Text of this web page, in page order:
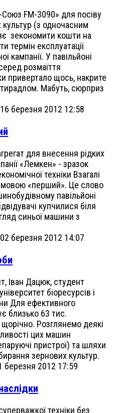
Союз FM-3090» для посіву
культур (з одночасним
зекономити кошти на
термін експлуатації
кампанії. У павільйоні
розмаїття
привертало щось, накрите
Мабуть, сюрприз
березня 2012 12:58
для внесення рідких
«Лемкен» - зразок
техніки Взагалі
«перший». Це слово
павільйоні
купчилися біля
синьої машини з
березня 2012 14:07
Іван Дацюк, студент
біоресурсів і
Для ефективного
близько 63 тис.
Розглянемо деякі
цих машин
пристрої) та шляхи
зернових культур.
березня 2012 17:59
техніки без